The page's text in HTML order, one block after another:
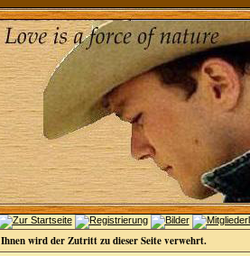
Ihnen wird der Zutritt zu dieser Seite verwehrt.